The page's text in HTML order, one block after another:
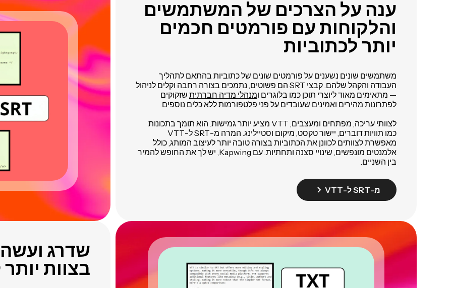
ענה על הצרכים של המשתמשים
והלקוחות עם פורמטים חכמים
יותר לכתוביות
משתמשים שונים נשענים על פורמטים שונים של כתוביות בהתאם לתהליך
העבודה והקהל שלהם. קבצי SRT הם פשוטים, נתמכים בצורה רחבה וקלים לניהול
— מתאימים מאוד ליוצרי תוכן כמו בלוגרים ומנהלי מדיה חברתית שזקוקים
לפתרונות מהירים ואמינים שעובדים על פני פלטפורמות ללא כלים נוספים.
לצוותי עריכה, מפתחים ומעצבים, VTT מציע יותר גמישות. הוא תומך בתכונות
כמו תוויות דוברים, יישור טקסט, מיקום וסטיילינג. המרה מ-SRT ל-VTT
מאפשרת לצוותים לכוונן את הכתוביות בצורה טובה יותר לעיצוב המותג, כולל
אלמנטים מונפשים, שינויי סצנה ותחתיות. עם Kapwing, יש לך את החופש להמיר
בין השניים.
מ-SRT ל-VTT
שדרג ועשה
בצוות